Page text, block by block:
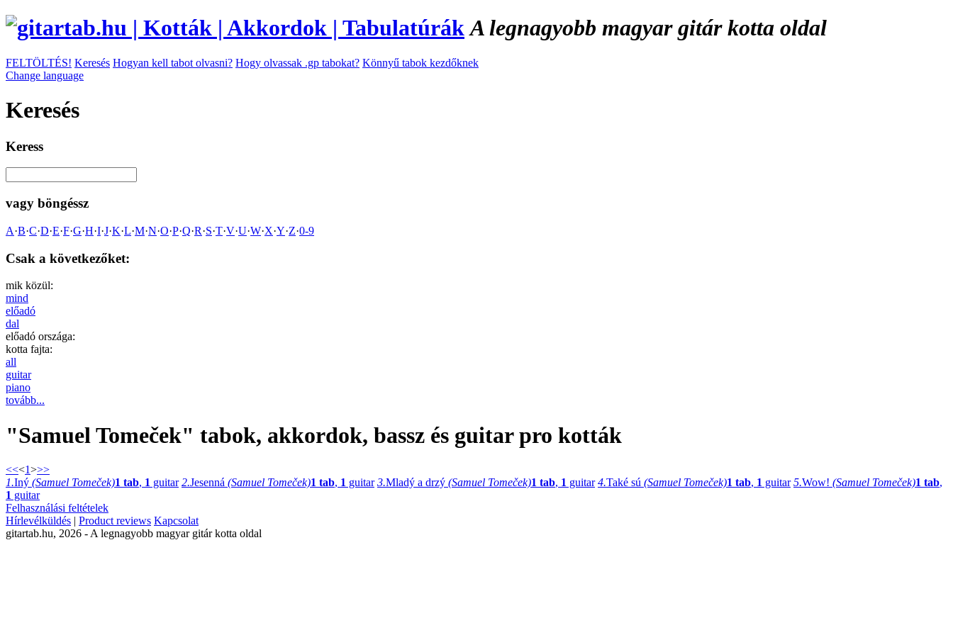
A legnagyobb magyar gitár kotta oldal
FELTÖLTÉS! Keresés Hogyan kell tabot olvasni? Hogy olvassak .gp tabokat? Könnyű tabok kezdőknek
Change language
Keresés
Keress
vagy böngéssz
A·B·C·D·E·F·G·H·I·J·K·L·M·N·O·P·Q·R·S·T·V·U·W·X·Y·Z·0-9
Csak a következőket:
mik közül:
mind
előadó
dal
előadó országa:
kotta fajta:
all
guitar
piano
tovább...
"Samuel Tomeček" tabok, akkordok, bassz és guitar pro kották
<<<1>>>
1.Iný (Samuel Tomeček)1 tab, 1 guitar 2.Jesenná (Samuel Tomeček)1 tab, 1 guitar 3.Mladý a drzý (Samuel Tomeček)1 tab, 1 guitar 4.Také sú (Samuel Tomeček)1 tab, 1 guitar 5.Wow! (Samuel Tomeček)1 tab,
1 guitar
Felhasználási feltételek
Hírlevélküldés | Product reviews Kapcsolat
gitartab.hu, 2026 - A legnagyobb magyar gitár kotta oldal